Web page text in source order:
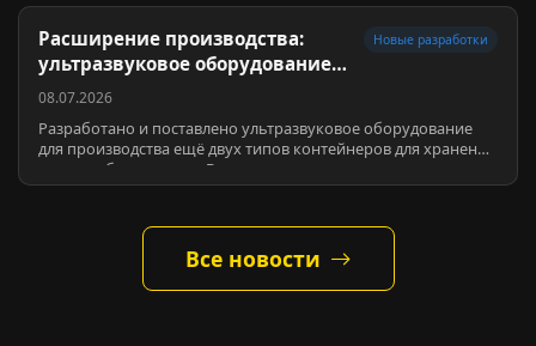
Расширение производства:
ультразвуковое оборудование
для двух новых типов
Новые разработки
08.07.2026
Разработано и поставлено ультразвуковое оборудование
для производства ещё двух типов контейнеров для хранения
и переработки крови. В основе — запатентованные
технологии ультразвук…
Все новости